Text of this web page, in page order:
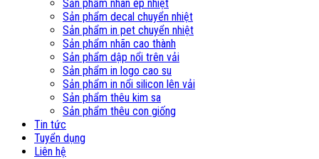
Sản phẩm nhãn ép nhiệt
Sản phẩm decal chuyển nhiệt
Sản phẩm in pet chuyển nhiệt
Sản phẩm nhãn cao thành
Sản phẩm dập nổi trên vải
Sản phẩm in logo cao su
Sản phẩm in nổi silicon lên vải
Sản phẩm thêu kim sa
Sản phẩm thêu con giống
Tin tức
Tuyển dụng
Liên hệ